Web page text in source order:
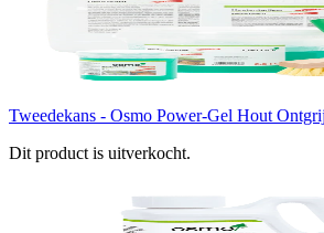
Tweedekans - Osmo Power-Gel Hout
Dit product is uitverkocht.